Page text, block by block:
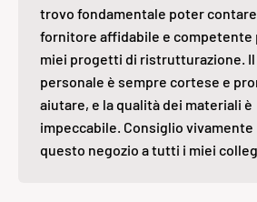
trovo fondamentale poter
fornitore affidabile e competente
miei progetti di ristrutturazione. Il
personale è sempre cortese e
aiutare, e la qualità dei materiali è
impeccabile. Consiglio vivamente
questo negozio a tutti i miei